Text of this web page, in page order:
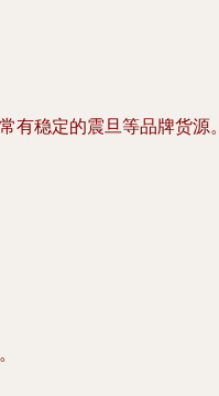
有稳定的震旦等品牌货源。